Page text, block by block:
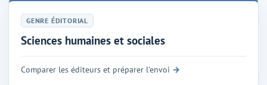
GENRE ÉDITORIAL
Sciences humaines et sociales
Comparer les éditeurs et préparer l'envoi